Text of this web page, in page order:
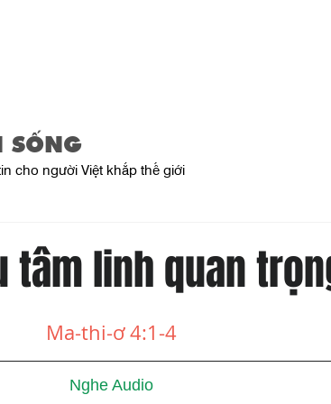
SỐNG
cho người Việt khắp thế giới
tâm linh quan
Ma-thi-ơ 4:1-4
Nghe Audio